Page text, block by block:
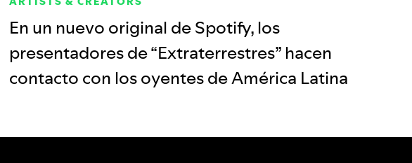
En un nuevo original de Spotify, los
presentadores de “Extraterrestres” hacen
contacto con los oyentes de América Latina